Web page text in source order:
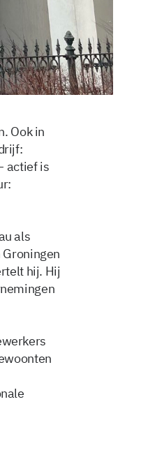
Ook in
actief is
als
hij. Hij